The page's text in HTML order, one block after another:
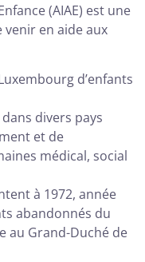
(AIAE) est une
en aide aux
d’enfants
divers pays
et de
médical, social
à 1972, année
abandonnés du
au Grand-Duché de